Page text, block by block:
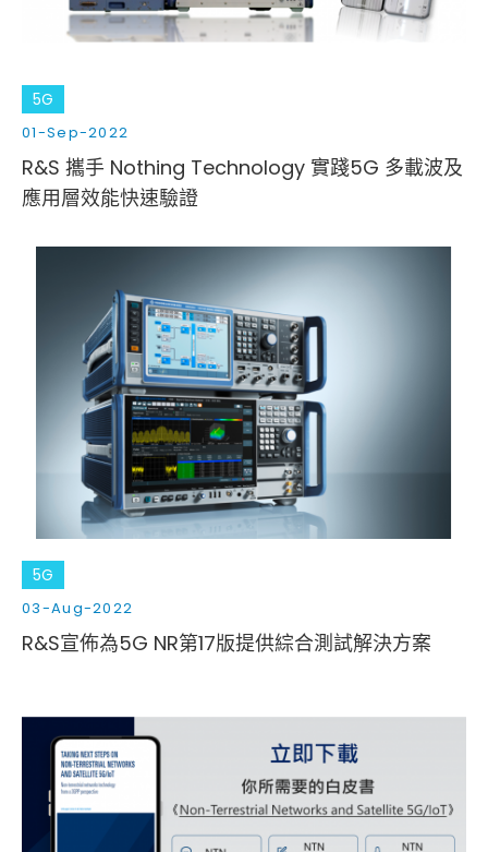
5G
01-Sep-2022
R&S 攜手 Nothing Technology 實踐5G 多載波及
應用層效能快速驗證
5G
03-Aug-2022
R&S宣佈為5G NR第17版提供綜合測試解決方案